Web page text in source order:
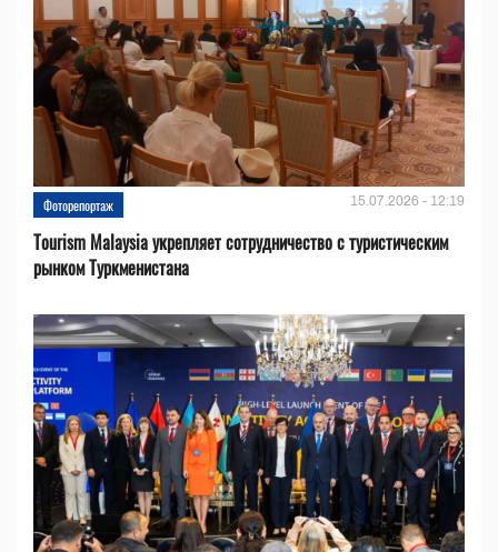
Фоторепортаж 15.07.2026 - 12:19
Tourism Malaysia укрепляет сотрудничество с туристическим
рынком Туркменистана